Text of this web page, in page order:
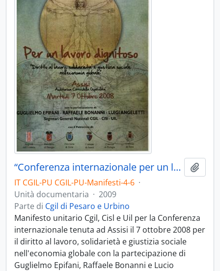
“Conferenza internazionale per un lavoro dignitoso” - 2009
IT CGIL-PU CGIL-PU-Manifesti-4-6 ·
Unità documentaria · 2009
Parte di Cgil di Pesaro e Urbino
Manifesto unitario Cgil, Cisl e Uil per la Conferenza
internazionale tenuta ad Assisi il 7 ottobre 2008 per
il diritto al lavoro, solidarietà e giustizia sociale
nell'economia globale con la partecipazione di
Guglielmo Epifani, Raffaele Bonanni e Lucio